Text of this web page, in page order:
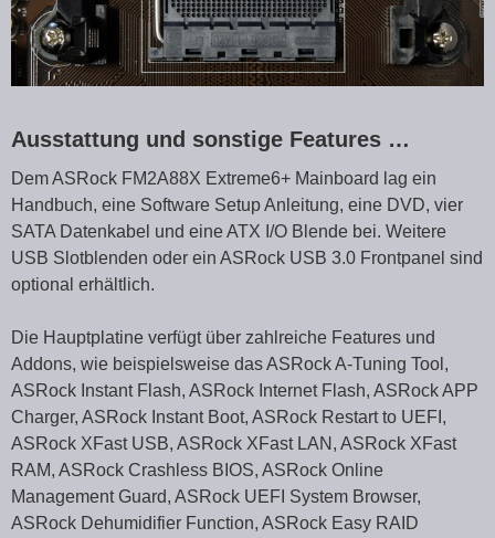
Ausstattung und sonstige Features …
Dem ASRock FM2A88X Extreme6+ Mainboard lag ein
Handbuch, eine Software Setup Anleitung, eine DVD, vier
SATA Datenkabel und eine ATX I/O Blende bei. Weitere
USB Slotblenden oder ein ASRock USB 3.0 Frontpanel sind
optional erhältlich.
Die Hauptplatine verfügt über zahlreiche Features und
Addons, wie beispielsweise das ASRock A-Tuning Tool,
ASRock Instant Flash, ASRock Internet Flash, ASRock APP
Charger, ASRock Instant Boot, ASRock Restart to UEFI,
ASRock XFast USB, ASRock XFast LAN, ASRock XFast
RAM, ASRock Crashless BIOS, ASRock Online
Management Guard, ASRock UEFI System Browser,
ASRock Dehumidifier Function, ASRock Easy RAID